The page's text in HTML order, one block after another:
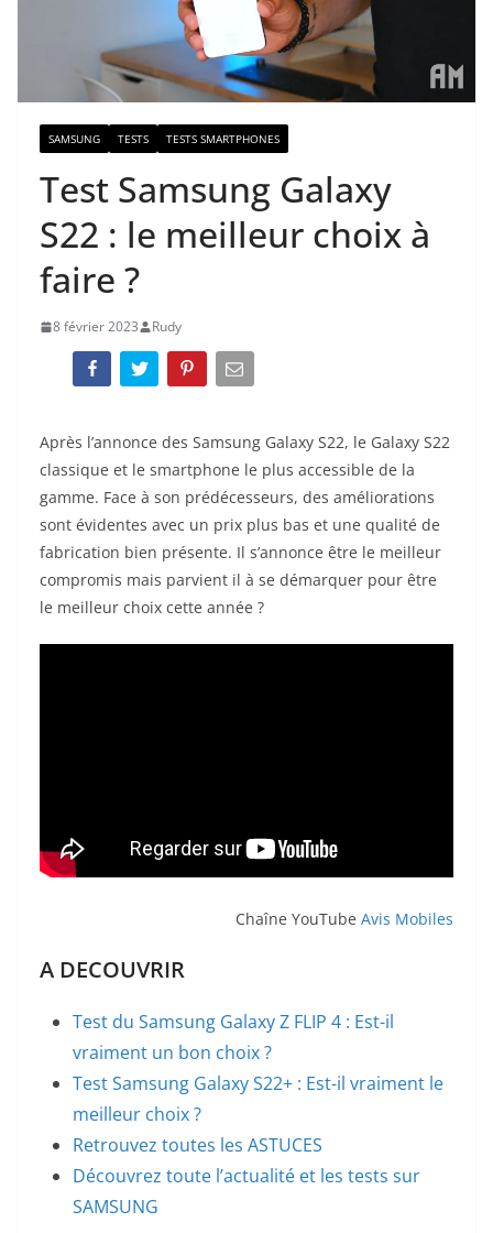
SAMSUNG TESTS TESTS SMARTPHONES
Test Samsung Galaxy
S22 : le meilleur choix à
faire ?
8 février 2023 Rudy
Après l’annonce des Samsung Galaxy S22, le Galaxy S22
classique et le smartphone le plus accessible de la
gamme. Face à son prédécesseurs, des améliorations
sont évidentes avec un prix plus bas et une qualité de
fabrication bien présente. Il s’annonce être le meilleur
compromis mais parvient il à se démarquer pour être
le meilleur choix cette année ?
Chaîne YouTube Avis Mobiles
A DECOUVRIR
Test du Samsung Galaxy Z FLIP 4 : Est-il
vraiment un bon choix ?
Test Samsung Galaxy S22+ : Est-il vraiment le
meilleur choix ?
Retrouvez toutes les ASTUCES
Découvrez toute l’actualité et les tests sur
SAMSUNG